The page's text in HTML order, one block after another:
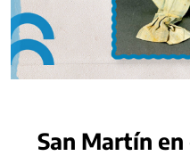
San Martín en